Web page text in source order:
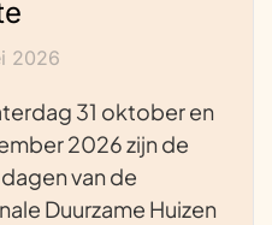
2026
31 oktober en
2026 zijn de
van de
Duurzame Huizen